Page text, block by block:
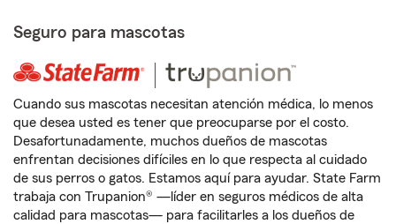
Seguro para mascotas
Cuando sus mascotas necesitan atención médica, lo menos
que desea usted es tener que preocuparse por el costo.
Desafortunadamente, muchos dueños de mascotas
enfrentan decisiones difíciles en lo que respecta al cuidado
de sus perros o gatos. Estamos aquí para ayudar. State Farm
trabaja con Trupanion® —líder en seguros médicos de alta
calidad para mascotas— para facilitarles a los dueños de